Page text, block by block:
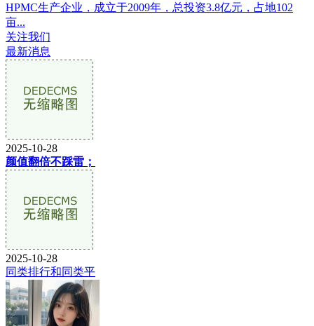
HPMC生产企业，成立于2009年，总投资3.8亿元，占地102
亩...
关注我们
最新消息
2025-10-28
颜值翻倍不踩雷；
2025-10-28
同类排行和同类平